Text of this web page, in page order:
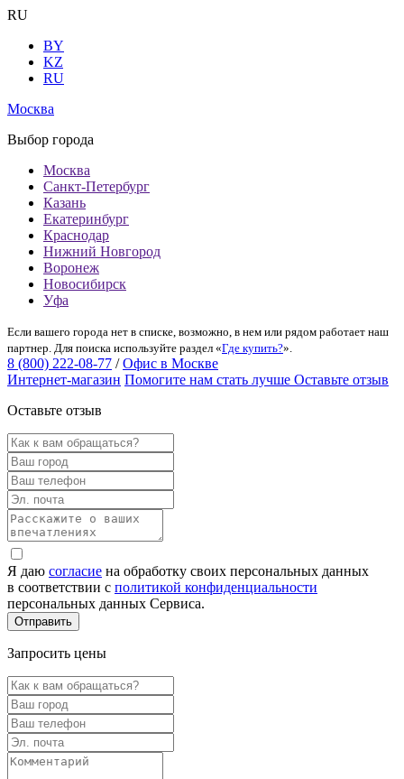
RU
BY
KZ
RU
Москва
Выбор города
Москва
Санкт-Петербург
Казань
Екатеринбург
Краснодар
Нижний Новгород
Воронеж
Новосибирск
Уфа
Если вашего города нет в списке, возможно, в нем или рядом работает наш
партнер. Для поиска используйте раздел «Где купить?».
8 (800) 222-08-77 / Офис в Москве
Интернет-магазин Помогите нам стать лучше Оставьте отзыв
Оставьте отзыв
Я даю согласие на обработку своих персональных данных
в соответствии с политикой конфиденциальности
персональных данных Сервиса.
Запросить цены